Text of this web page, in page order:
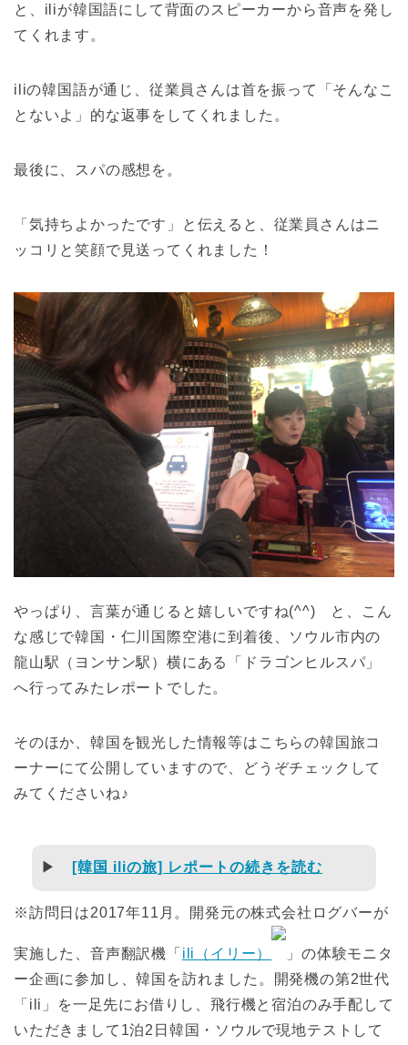
と、iliが韓国語にして背面のスピーカーから音声を発し
てくれます。
iliの韓国語が通じ、従業員さんは首を振って「そんなこ
とないよ」的な返事をしてくれました。
最後に、スパの感想を。
「気持ちよかったです」と伝えると、従業員さんはニ
ッコリと笑顔で見送ってくれました！
やっぱり、言葉が通じると嬉しいですね(^^) と、こん
な感じで韓国・仁川国際空港に到着後、ソウル市内の
龍山駅（ヨンサン駅）横にある「ドラゴンヒルスパ」
へ行ってみたレポートでした。
そのほか、韓国を観光した情報等はこちらの韓国旅コ
ーナーにて公開していますので、どうぞチェックして
みてくださいね♪
▶ [韓国 iliの旅] レポートの続きを読む
※訪問日は2017年11月。開発元の株式会社ログバーが
実施した、音声翻訳機「 ili（イリー）
」の体験モニタ
ー企画に参加し、韓国を訪れました。開発機の第2世代
「ili」を一足先にお借りし、飛行機と宿泊のみ手配して
いただきまして1泊2日韓国・ソウルで現地テストして